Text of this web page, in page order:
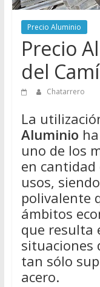
de
Chatarreros
para
vender
Chatarra
Precio Aluminio
Precio
del Camí
Chatarrero
La
Aluminio
uno de los
en cantidad
usos,
polivalente
ámbitos
que resulta
situaciones
tan sólo
acero.